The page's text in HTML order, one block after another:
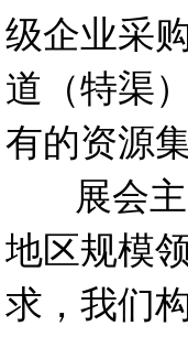
级企业采
道（特渠
有的资源
展会主
地区规模
求，我们